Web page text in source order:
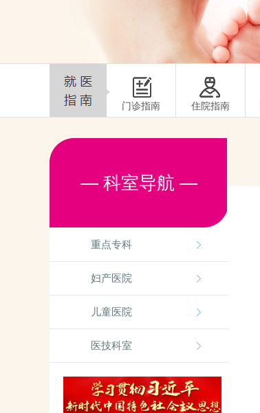
门诊指南 住院指南
— 科室导航 —
重点专科
妇产医院
儿童医院
医技科室